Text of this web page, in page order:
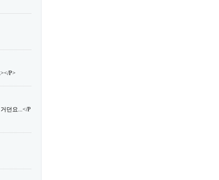
P>
던요...</P